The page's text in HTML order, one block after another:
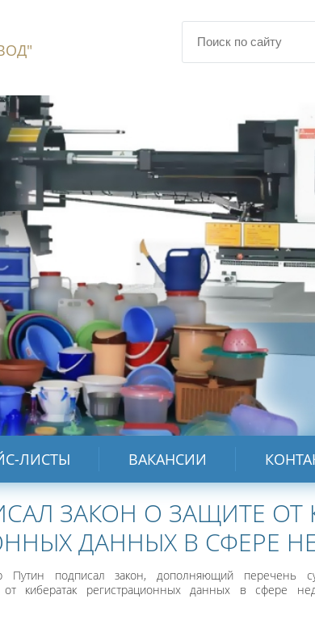
ЛИСТЫ ВАКАНСИИ
ЗАКОН О ЗАЩИТЕ ОТ
ДАННЫХ В СФЕРЕ
Путин подписал закон, дополняющий перечень
кибератак регистрационных данных в сфере